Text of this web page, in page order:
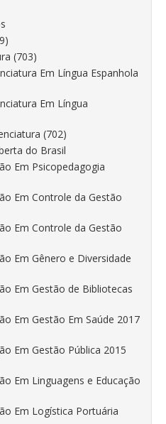
(703)
Em Língua Espanhola
Em Língua
(702)
do Brasil
Em Psicopedagogia
Em Controle da Gestão
Em Controle da Gestão
Em Gênero e Diversidade
Em Gestão de Bibliotecas
Em Gestão Em Saúde 2017
Em Gestão Pública 2015
Em Linguagens e Educação
Em Logística Portuária